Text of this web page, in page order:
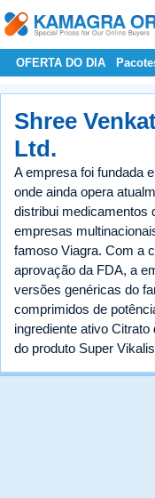
OFERTA DO DIA
Shree
Ltd.
A empresa foi fundada
onde ainda opera
distribui medicamentos
empresas
famoso Viagra. Com a
aprovação da FDA, a
versões genéricas do
comprimidos de
ingrediente ativo Citrato
do produto Super